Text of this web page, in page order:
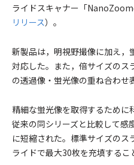
ライドスキャナー「
リリース）。
新製品は，明視野撮像に加え，
対応した。また，倍サイズのス
の透過像・蛍光像の重ね合わせ
精細な蛍光像を取得するために
従来の同シリーズと比較して感
に短縮された。標準サイズの
ライドで最大30枚を充填するこ